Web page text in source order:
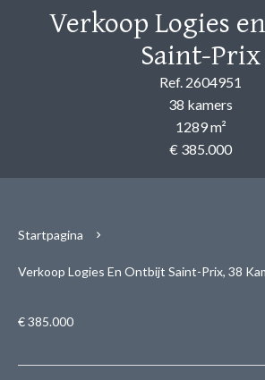
Verkoop Logies
Saint-Prix
Ref. 2604951
38 kamers
1289 m²
€ 385.000
Startpagina
Verkoop Logies En Ontbijt Saint-Prix, 38
€ 385.000